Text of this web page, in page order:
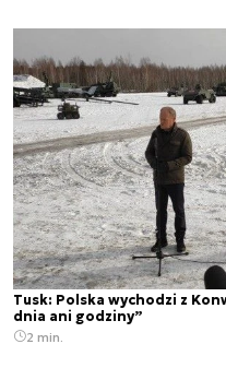
Tusk: Polska wychodzi z
dnia ani godziny”
2 min.